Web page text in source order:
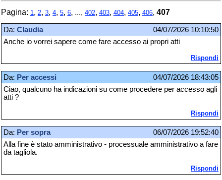
Pagina: 1 , 2, 3, 4, 5, 6, ..., 402, 403, 404, 405, 406, 407
Da: Claudia
04/07/2026 10:10:50
Anche io vorrei sapere come fare accesso ai propri atti
Rispondi
Da: Per accessi
04/07/2026 18:43:05
Ciao, qualcuno ha indicazioni su come procedere per accesso agli
atti ?
Rispondi
Da: Per sopra
06/07/2026 19:52:40
Alla fine è stato amministrativo - processuale amministrativo a fare
da tagliola.
Rispondi